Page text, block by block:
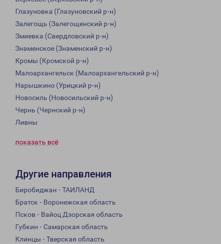
Глазуновка (Глазуновский р-н)
Залегощь (Залегощенский р-н)
Змиевка (Свердловский р-н)
Знаменское (Знаменский р-н)
Кромы (Кромской р-н)
Малоархангельск (Малоархангельский р-н)
Нарышкино (Урицкий р-н)
Новосиль (Новосильский р-н)
Чернь (Чернский р-н)
Ливны
показать всё
Другие направления
Биробиджан - ТАИЛАНД
Братск - Воронежская область
Псков - Вайоц Дзорская область
Губкин - Самарская область
Клинцы - Тверская область